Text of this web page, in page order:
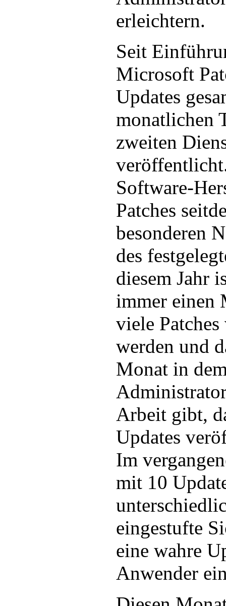
erleichtern.
Seit
Microsoft
Updates
monatlichen
zweiten
Software-
Patches
besonderen
des
diesem Jahr
immer einen
viele
werden und
Monat in
Arbeit gibt,
Updates
Im
mit 10
eingestufte
eine wahre
Anwender